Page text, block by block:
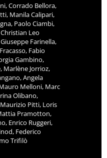
Corrado Bellora,
Manila Calipari,
Paolo Ciambi,
Leo
Farinella,
Fabio
Gambino,
Marlène Jorrioz,
Angela
Melloni, Marc
Olibano,
Pitti, Loris
Pramotton,
Enrico Ruggeri,
Federico
Trifilò